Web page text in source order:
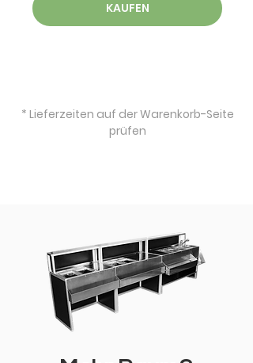
KAUFEN
* Lieferzeiten auf der Warenkorb-Seite
prüfen